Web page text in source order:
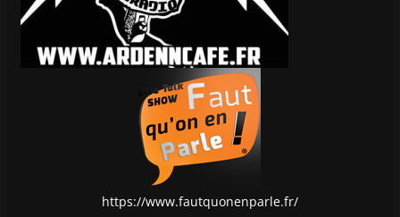
https://www.fautquonenparle.fr/